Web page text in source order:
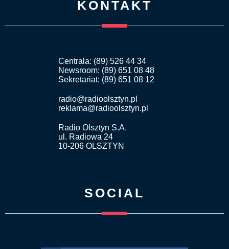
KONTAKT
Centrala: (89) 526 44 34
Newsroom: (89) 651 08 48
Sekretariat: (89) 651 08 12
radio@radioolsztyn.pl
reklama@radioolsztyn.pl
Radio Olsztyn S.A.
ul. Radiowa 24
10-206 OLSZTYN
SOCIAL